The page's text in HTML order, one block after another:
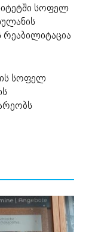
სოფელ
რეაბილიტაცია
სოფელ